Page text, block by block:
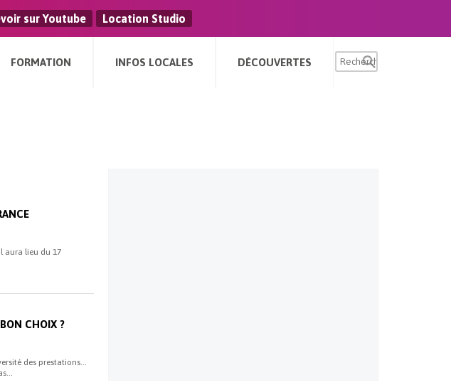
sur Youtube Location Studio
FORMATION INFOS LOCALES DÉCOUVERTES
aura lieu du 17
CHOIX ?
des prestations…